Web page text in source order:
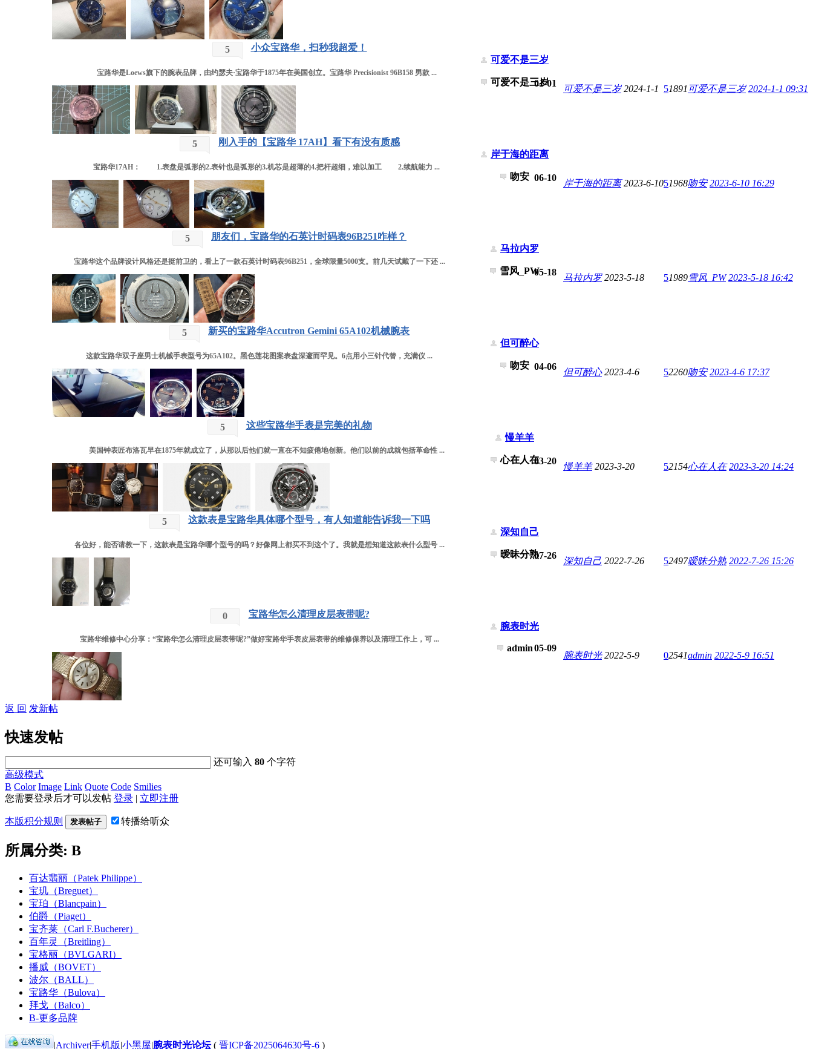
5
小众宝路华，扫秒我超爱！
可爱不是三岁
可爱不是三岁
01-01
宝路华是Loews旗下的腕表品牌，由约瑟夫·宝路华于1875年在美国创立。宝路华 Precisionist 96B158 男款 ...
可爱不是三岁 2024-1-1 51891 可爱不是三岁 2024-1-1 09:31
5
刚入手的【宝路华 17AH】看下有没有质感
岸于海的距离
吻安 06-10
宝路华17AH： 1.表盘是弧形的2.表针也是弧形的3.机芯是超薄的4.把杆超细，难以加工 2.续航能力 ...
岸于海的距离 2023-6-1051968吻安 2023-6-10 16:29
5
朋友们，宝路华的石英计时码表96B251咋样？
马拉内罗
雪风_PW05-18
宝路华这个品牌设计风格还是挺前卫的，看上了一款石英计时码表96B251，全球限量5000支。前几天试戴了一下还 ...
马拉内罗 2023-5-18 51989雪风_PW 2023-5-18 16:42
5
新买的宝路华Accutron Gemini 65A102机械腕表
但可醉心
吻安 04-06
这款宝路华双子座男士机械手表型号为65A102。黑色莲花图案表盘深邃而罕见。6点用小三针代替，充满仪 ...
但可醉心 2023-4-6 52260吻安 2023-4-6 17:37
5
这些宝路华手表是完美的礼物
慢羊羊
心在人在03-20
美国钟表匠布洛瓦早在1875年就成立了，从那以后他们就一直在不知疲倦地创新。他们以前的成就包括革命性 ...
慢羊羊 2023-3-20 52154心在人在 2023-3-20 14:24
5
这款表是宝路华具体哪个型号，有人知道能告诉我一下吗
深知自己
暧昧分熟07-26
各位好，能否请教一下，这款表是宝路华哪个型号的吗？好像网上都买不到这个了。我就是想知道这款表什么型号 ...
深知自己 2022-7-26 52497暧昧分熟 2022-7-26 15:26
0
宝路华怎么清理皮层表带呢?
腕表时光
admin05-09
宝路华维修中心分享：“宝路华怎么清理皮层表带呢?”做好宝路华手表皮层表带的维修保养以及清理工作上，可 ...
腕表时光 2022-5-9 02541admin 2022-5-9 16:51
返 回 发新帖
快速发帖
还可输入80 个字符
高级模式
B Color Image Link Quote Code Smilies
您需要登录后才可以发帖 登录 | 立即注册
本版积分规则 发表帖子 转播给听众
所属分类: B
百达翡丽（Patek Philippe）
宝玑（Breguet）
宝珀（Blancpain）
伯爵（Piaget）
宝齐莱（Carl F.Bucherer）
百年灵（Breitling）
宝格丽（BVLGARI）
播威（BOVET）
波尔（BALL）
宝路华（Bulova）
拜戈（Balco）
B-更多品牌
|Archiver|手机版|小黑屋|腕表时光论坛( 晋ICP备2025064630号-6 )